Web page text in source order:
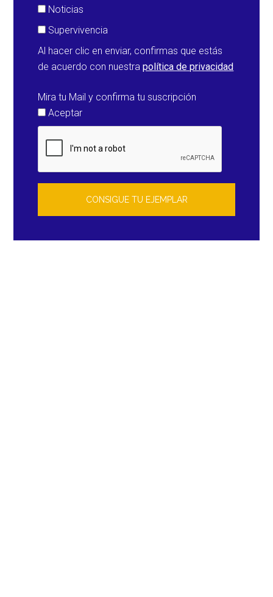
Noticias
Supervivencia
Al hacer clic en enviar, confirmas que estás
de acuerdo con nuestrapolítica de privacidad
Mira tu Mail y confirma tu suscripción
Aceptar